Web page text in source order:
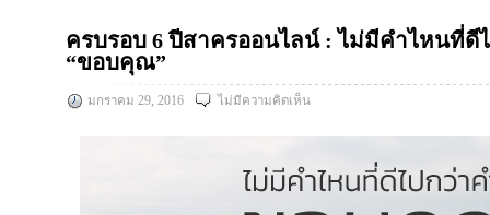
ครบรอบ 6 ปีสาครออนไลน์ : ไม่มีคำไหนที่ดี
“ขอบคุณ”
มกราคม 29, 2016 ไม่มีความคิดเห็น